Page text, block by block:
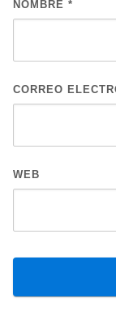
NOMBRE *
CORREO
WEB